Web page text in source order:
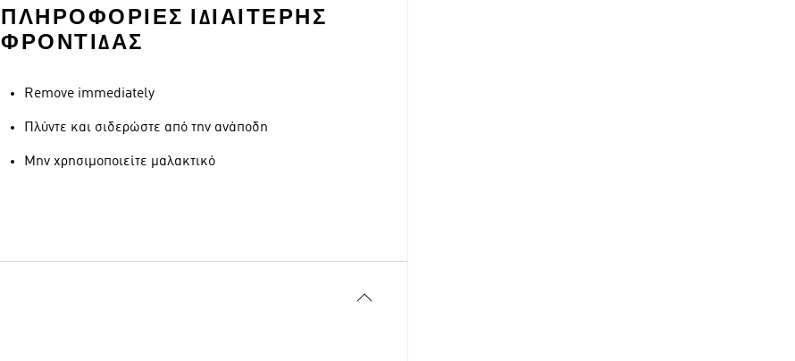
ΠΛΗΡΟΦΟΡΊΕΣ ΙΔΙΑΊΤΕΡΗΣ
ΦΡΟΝΤΊΔΑΣ
Remove immediately
Πλύντε και σιδερώστε από την ανάποδη
Μην χρησιμοποιείτε μαλακτικό